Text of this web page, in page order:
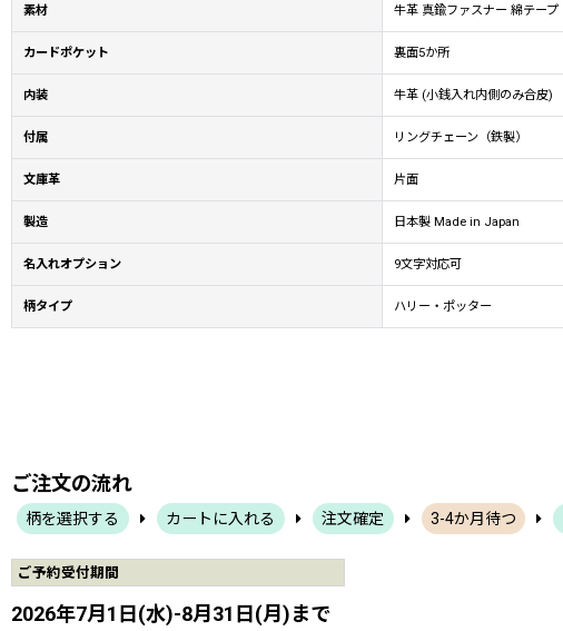
素材 牛革 真鍮ファスナー 綿テープ
カードポケット 裏面5か所
内装 牛革 (小銭入れ内側のみ合皮)
付属 リングチェーン（鉄製）
文庫革 片面
製造 日本製 Made in Japan
名入れオプション 9文字対応可
柄タイプ ハリー・ポッター
ご注文の流れ
柄を選択する カートに入れる 注文確定 3-4か月待つ
ご予約受付期間
2026年7月1日(水)-8月31日(月)まで